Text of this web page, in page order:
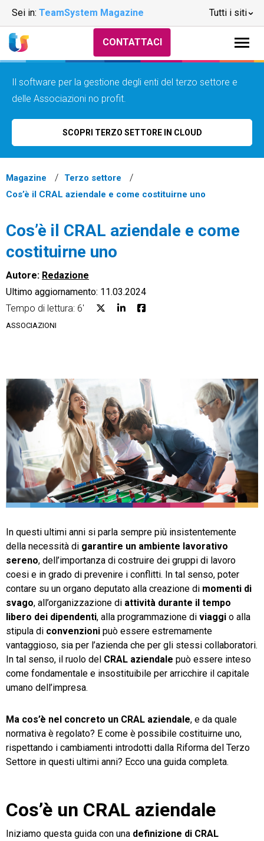
Sei in: TeamSystem Magazine Tutti i siti
Email Marketing
Fatturazione
Financial Solutions
HR
Trust Services
TeamSystem Store
CONTATTACI
Il software per la gestione degli enti del terzo settore e
delle Associazioni no profit.
SCOPRI TERZO SETTORE IN CLOUD
Magazine
Terzo settore
Cos’è il CRAL aziendale e come costituirne uno
Cos’è il CRAL aziendale e come
costituirne uno
Autore: Redazione
Ultimo aggiornamento: 11.03.2024
Tempo di lettura: 6'
ASSOCIAZIONI
In questi ultimi anni si parla sempre più insistentemente
della necessità di garantire un ambiente lavorativo
sereno, dell’importanza di costruire dei gruppi di lavoro
coesi e in grado di prevenire i conflitti. In tal senso, poter
contare su un organo deputato alla creazione di momenti di
svago, all’organizzazione di attività durante il tempo
libero dei dipendenti, alla programmazione di viaggi o alla
stipula di convenzioni può essere estremamente
vantaggioso, sia per l’azienda che per gli stessi collaboratori.
In tal senso, il ruolo del CRAL aziendale può essere inteso
come fondamentale e insostituibile per arricchire il capitale
umano dell’impresa.
Ma cos’è nel concreto un CRAL aziendale, e da quale
normativa è regolato? E come è possibile costituirne uno,
rispettando i cambiamenti introdotti dalla Riforma del Terzo
Settore in questi ultimi anni? Ecco una guida completa.
Cos’è un CRAL aziendale
Iniziamo questa guida con una definizione di CRAL